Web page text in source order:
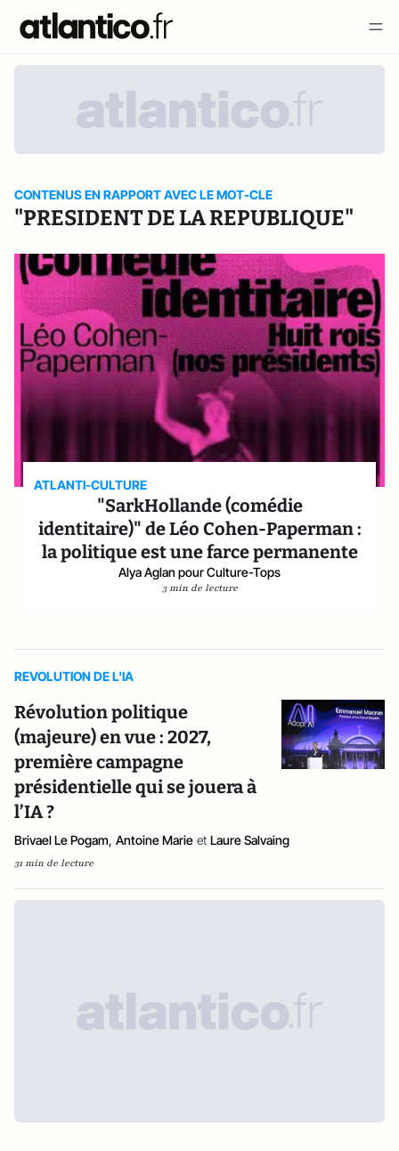
CONTENUS EN RAPPORT AVEC LE MOT-CLE
"PRESIDENT DE LA REPUBLIQUE"
ATLANTI-CULTURE
"SarkHollande (comédie
identitaire)" de Léo Cohen-Paperman :
la politique est une farce permanente
Alya Aglan pour Culture-Tops
3 min de lecture
REVOLUTION DE L'IA
Révolution politique
(majeure) en vue : 2027,
première campagne
présidentielle qui se jouera à
l’IA ?
Brivael Le Pogam, Antoine Marie et Laure Salvaing
31 min de lecture